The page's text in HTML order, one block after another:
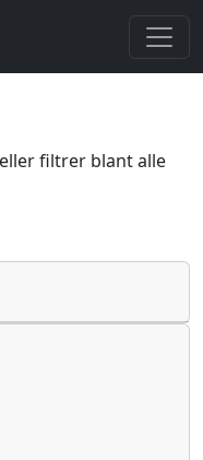
filtrer blant alle